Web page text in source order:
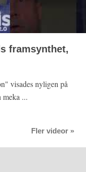
framsynthet,
visades nyligen på
meka ...
Fler videor »